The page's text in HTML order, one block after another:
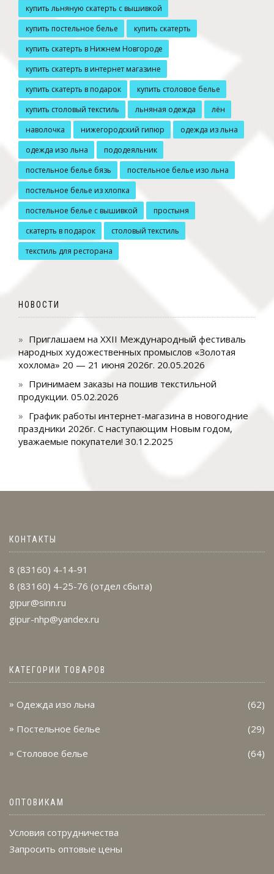
купить льняную скатерть с вышивкой
купить постельное белье
купить скатерть
купить скатерть в Нижнем Новгороде
купить скатерть в интернет магазине
купить скатерть в подарок
купить столовое белье
купить столовый текстиль
льняная одежда
лён
наволочка
нижегородский гипюр
одежда из льна
одежда изо льна
пододеяльник
постельное белье бязь
постельное белье изо льна
постельное белье из хлопка
постельное белье с вышивкой
простыня
скатерть в подарок
столовый текстиль
текстиль для ресторана
НОВОСТИ
Приглашаем на XXII Международный фестиваль
народных художественных промыслов «Золотая
хохлома» 20 — 21 июня 2026г. 20.05.2026
Принимаем заказы на пошив текстильной
продукции. 05.02.2026
График работы интернет-магазина в новогодние
праздники 2026г. С наступающим Новым годом,
уважаемые покупатели! 30.12.2025
КОНТАКТЫ
8 (83160) 4-14-91
8 (83160) 4-25-76 (отдел сбыта)
gipur@sinn.ru
gipur-nhp@yandex.ru
КАТЕГОРИИ ТОВАРОВ
Одежда изо льна (62)
Постельное белье (29)
Столовое белье (64)
ОПТОВИКАМ
Условия сотрудничества
Запросить оптовые цены